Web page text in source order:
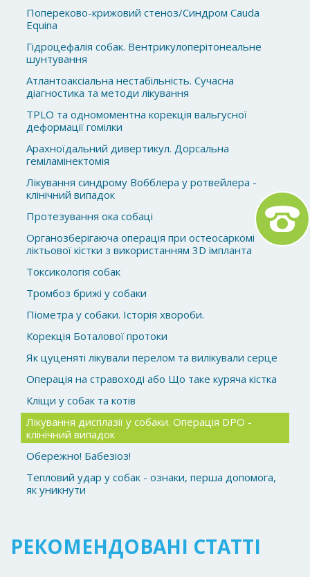
Попереково-крижовий стеноз/Синдром Cauda
Equina
Гідроцефалія собак. Вентрикулоперітонеальне
шунтування
Атлантоаксіальна нестабільність. Сучасна
діагностика та методи лікування
TPLO та одномоментна корекція вальгусної
деформації гомілки
Арахноїдальний дивертикул. Дорсальна
геміламінектомія
Лікування синдрому Вобблера у ротвейлера -
клінічний випадок
Протезування ока собаці
Органозберігаюча операція при остеосаркомі
ліктьової кістки з використанням 3D імпланта
Токсикологія собак
Тромбоз брижі у собаки
Піометра у собаки. Історія хвороби.
Корекція Боталової протоки
Як цуценяті лікували перелом та вилікували серце
Операція на стравоході або Що таке куряча кістка
Кліщи у собак та котів
Лікування дисплазії у собаки. Операція DPO -
клінічний випадок
Обережно! Бабезіоз!
Тепловий удар у собак - ознаки, перша допомога,
як уникнути
РЕКОМЕНДОВАНІ СТАТТІ